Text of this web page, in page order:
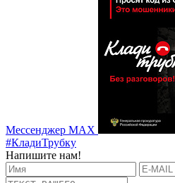
Мессенджер MAX
#КладиТрубку
Напишите нам!